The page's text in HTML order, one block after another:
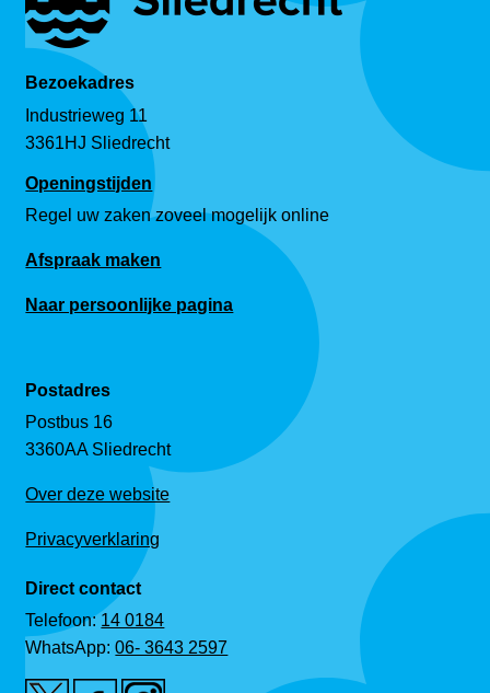
Bezoekadres
Industrieweg 11
3361HJ Sliedrecht
Openingstijden
Regel uw zaken zoveel mogelijk online
Afspraak maken
Naar persoonlijke pagina
Postadres
Postbus 16
3360AA Sliedrecht
Over deze website
Privacyverklaring
Direct contact
Telefoon:14 0184
WhatsApp:06- 3643 2597